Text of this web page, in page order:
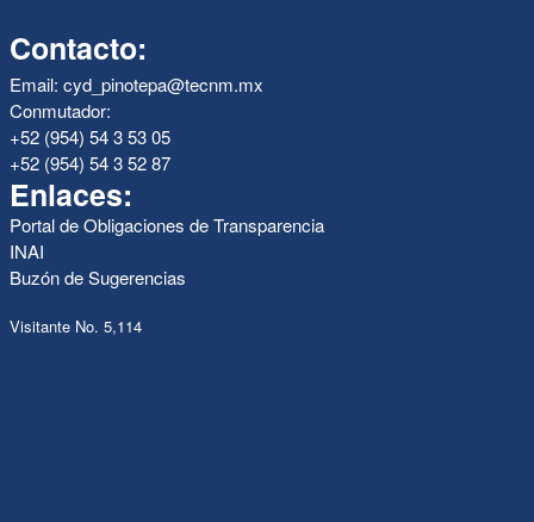
Contacto:
Email: cyd_pinotepa@tecnm.mx
Conmutador:
+52 (954) 54 3 53 05
+52 (954) 54 3 52 87
Enlaces:
Portal de Obligaciones de Transparencia
INAI
Buzón de Sugerencias
Visitante No. 5,114